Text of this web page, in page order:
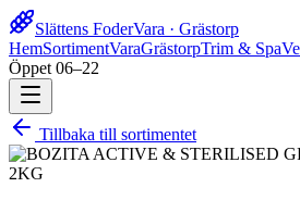
Slättens FoderVara · Grästorp
HemSortimentVaraGrästorpTrim & Spa
Öppet 06–22
Tillbaka till sortimentet